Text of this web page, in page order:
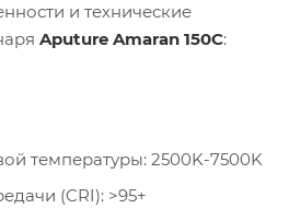
и технические
Aputure Amaran 150C:
температуры: 2500K-7500K
(CRI): >95+